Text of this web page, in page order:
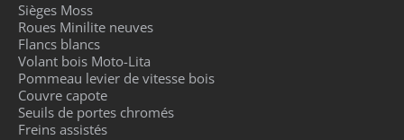
Sièges Moss
Roues Minilite neuves
Flancs blancs
Volant bois Moto-Lita
Pommeau levier de vitesse bois
Couvre capote
Seuils de portes chromés
Freins assistés